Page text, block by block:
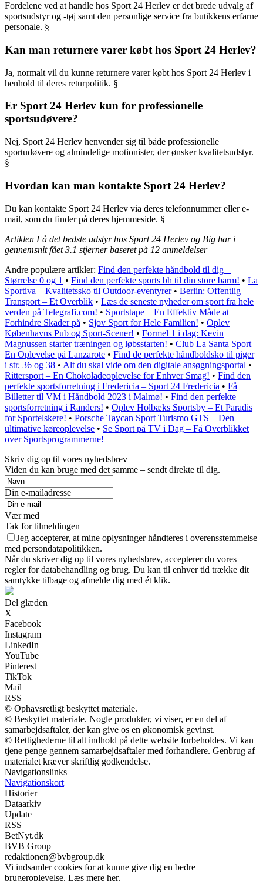
Fordelene ved at handle hos Sport 24 Herlev er det brede udvalg af
sportsudstyr og -tøj samt den personlige service fra butikkens erfarne
personale. §
Kan man returnere varer købt hos Sport 24 Herlev?
Ja, normalt vil du kunne returnere varer købt hos Sport 24 Herlev i
henhold til deres returpolitik. §
Er Sport 24 Herlev kun for professionelle
sportsudøvere?
Nej, Sport 24 Herlev henvender sig til både professionelle
sportudøvere og almindelige motionister, der ønsker kvalitetsudstyr.
§
Hvordan kan man kontakte Sport 24 Herlev?
Du kan kontakte Sport 24 Herlev via deres telefonnummer eller e-
mail, som du finder på deres hjemmeside. §
Artiklen Få det bedste udstyr hos Sport 24 Herlev og Big har i
gennemsnit fået3.1 stjerner baseret på 12 anmeldelser
Andre populære artikler: Find den perfekte håndbold til dig –
Størrelse 0 og 1 • Find den perfekte sports bh til din store barm! • La
Sportiva – Kvalitetssko til Outdoor-eventyrer• Berlin: Offentlig
Transport – Et Overblik • Læs de seneste nyheder om sport fra hele
verden på Telegrafi.com! • Sportstape – En Effektiv Måde at
Forhindre Skader på • Sjov Sport for Hele Familien! • Oplev
Københavns Pub og Sport-Scener! • Formel 1 i dag: Kevin
Magnussen starter træningen og løbsstarten! • Club La Santa Sport –
En Oplevelse på Lanzarote • Find de perfekte håndboldsko til piger
i str. 36 og 38 • Alt du skal vide om den digitale ansøgningsportal •
Rittersport – En Chokoladeoplevelse for Enhver Smag! • Find den
perfekte sportsforretning i Fredericia – Sport 24 Fredericia • Få
Billetter til VM i Håndbold 2023 i Malmø! • Find den perfekte
sportsforretning i Randers! • Oplev Holbæks Sportsby – Et Paradis
for Sportelskere! • Porsche Taycan Sport Turismo GTS – Den
ultimative køreoplevelse • Se Sport på TV i Dag – Få Overblikket
over Sportsprogrammerne!
Skriv dig op til vores nyhedsbrev
Viden du kan bruge med det samme – sendt direkte til dig.
Din e-mailadresse
Vær med
Tak for tilmeldingen
Jeg accepterer, at mine oplysninger håndteres i overensstemmelse
med persondatapolitikken.
Når du skriver dig op til vores nyhedsbrev, accepterer du vores
regler for databehandling og brug. Du kan til enhver tid trække dit
samtykke tilbage og afmelde dig med ét klik.
Del glæden
X
Facebook
Instagram
LinkedIn
YouTube
Pinterest
TikTok
Mail
RSS
© Ophavsretligt beskyttet materiale.
© Beskyttet materiale. Nogle produkter, vi viser, er en del af
samarbejdsaftaler, der kan give os en økonomisk gevinst.
© Rettighederne til alt indhold på dette website forbeholdes. Vi kan
tjene penge gennem samarbejdsaftaler med forhandlere. Genbrug af
materialet kræver skriftlig godkendelse.
Navigationslinks
Navigationskort
Historier
Dataarkiv
Update
RSS
BetNyt.dk
BVB Group
redaktionen@bvbgroup.dk
Vi indsamler cookies for at kunne give dig en bedre
brugeroplevelse. Læs mere her.